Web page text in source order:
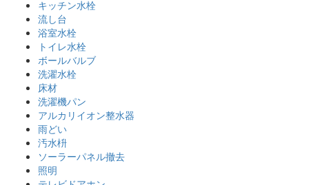
キッチン水栓
流し台
浴室水栓
トイレ水栓
ボールバルブ
洗濯水栓
床材
洗濯機パン
アルカリイオン整水器
雨どい
汚水枡
ソーラーパネル撤去
照明